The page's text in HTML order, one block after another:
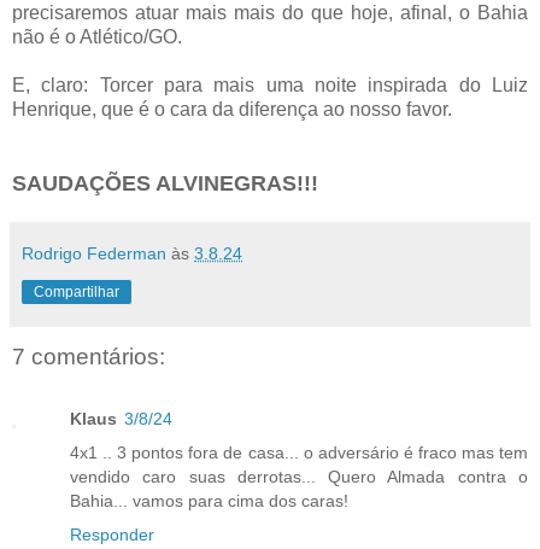
precisaremos atuar mais mais do que hoje, afinal, o Bahia
não é o Atlético/GO.
E, claro: Torcer para mais uma noite inspirada do Luiz
Henrique, que é o cara da diferença ao nosso favor.
SAUDAÇÕES ALVINEGRAS!!!
Rodrigo Federman às 3.8.24
Compartilhar
7 comentários:
Klaus 3/8/24
4x1 .. 3 pontos fora de casa... o adversário é fraco mas tem
vendido caro suas derrotas... Quero Almada contra o
Bahia... vamos para cima dos caras!
Responder